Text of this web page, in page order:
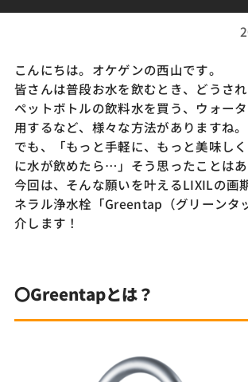
こんにちは。オケゲンの西山です。
皆さんは普段お水を飲むとき、どうさ
ペットボトルの飲料水を買う、ウォー
用するなど、様々な方法がありますね。
でも、「もっと手軽に、もっと美味し
に水が飲めたら…」そう思ったことは
今回は、そんな願いを叶えるLIXILの画
ネラル浄水栓「Greentap（グリーンタ
介します！
〇Greentapとは？